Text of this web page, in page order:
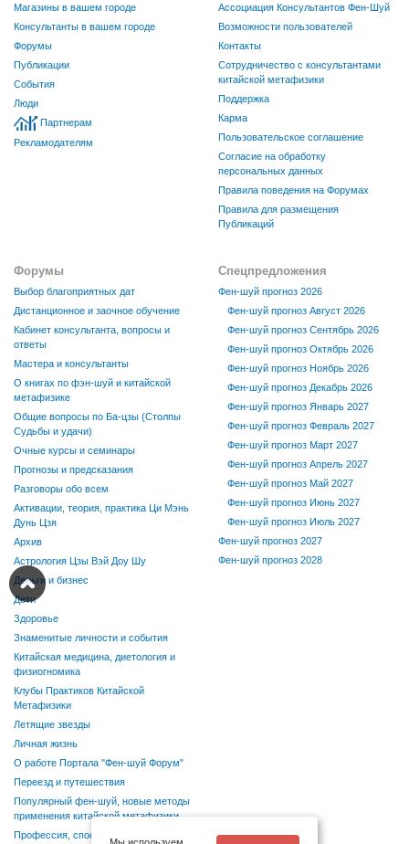
Магазины в вашем городе
Консультанты в вашем городе
Форумы
Публикации
События
Люди
Партнерам
Рекламодателям
Ассоциация Консультантов Фен-Шуй
Возможности пользователей
Контакты
Сотрудничество с консультантами
китайской метафизики
Поддержка
Карма
Пользовательское соглашение
Согласие на обработку
персональных данных
Правила поведения на Форумах
Правила для размещения
Публикаций
Форумы
Выбор благоприятных дат
Дистанционное и заочное обучение
Кабинет консультанта, вопросы и
ответы
Мастера и консультанты
О книгах по фэн-шуй и китайской
метафизике
Общие вопросы по Ба-цзы (Столпы
Судьбы и удачи)
Очные курсы и семинары
Прогнозы и предсказания
Разговоры обо всем
Активации, теория, практика Ци Мэнь
Дунь Цзя
Архив
Астрология Цзы Вэй Доу Шу
Деньги и бизнес
Дети
Здоровье
Знаменитые личности и события
Китайская медицина, диетология и
физиогномика
Клубы Практиков Китайской
Метафизики
Летящие звезды
Личная жизнь
О работе Портала "Фен-шуй Форум"
Переезд и путешествия
Популярный фен-шуй, новые методы
применения китайской метафизики
Профессия, способности, хобби
Спецпредложения
Фен-шуй прогноз 2026
Фен-шуй прогноз Август 2026
Фен-шуй прогноз Сентябрь 2026
Фен-шуй прогноз Октябрь 2026
Фен-шуй прогноз Ноябрь 2026
Фен-шуй прогноз Декабрь 2026
Фен-шуй прогноз Январь 2027
Фен-шуй прогноз Февраль 2027
Фен-шуй прогноз Март 2027
Фен-шуй прогноз Апрель 2027
Фен-шуй прогноз Май 2027
Фен-шуй прогноз Июнь 2027
Фен-шуй прогноз Июль 2027
Фен-шуй прогноз 2027
Фен-шуй прогноз 2028